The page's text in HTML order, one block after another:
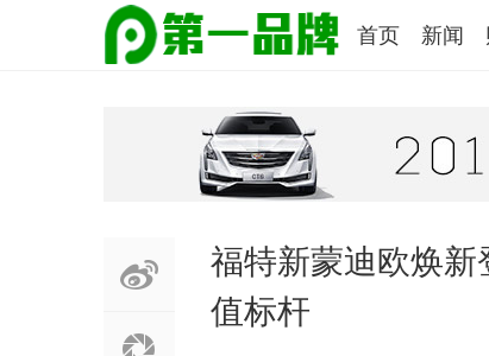
首页 新闻
福特新蒙迪欧焕新
值标杆